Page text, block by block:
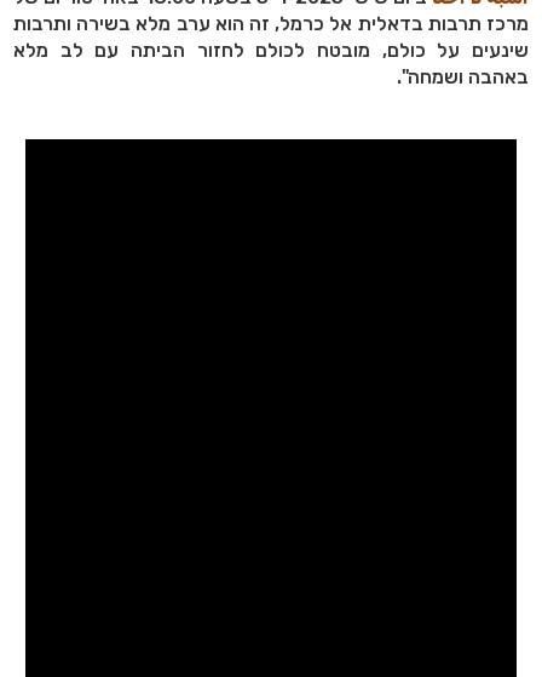
מרכז תרבות בדאלית אל כרמל, זה הוא ערב מלא בשירה ותרבות
שינעים על כולם, מובטח לכולם לחזור הביתה עם לב מלא
באהבה ושמחה".